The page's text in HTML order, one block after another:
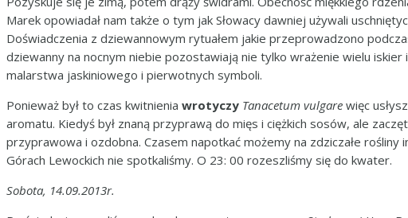
Marek opowiadał nam także o tym jak Słowacy dawniej używali
Doświadczenia z dziewannowym rytuałem jakie przeprowadzono
dziewanny na nocnym niebie pozostawiają nie tylko wrażenie wielu
malarstwa jaskiniowego i pierwotnych symboli.
Ponieważ był to czas kwitnienia wrotyczy Tanacetum vulgare więc
aromatu. Kiedyś był znaną przyprawą do mięs i ciężkich sosów, ale
przyprawowa i ozdobna. Czasem napotkać możemy na zdziczałe
Górach Lewockich nie spotkaliśmy. O 23: 00 rozeszliśmy się do kwater.
Sobota, 14.09.2013r.